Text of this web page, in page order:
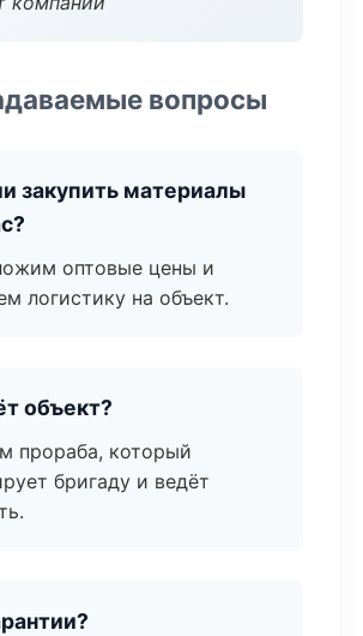
вопросы
закупить материалы
оптовые цены и
логистику на объект.
объект?
прораба, который
бригаду и ведёт